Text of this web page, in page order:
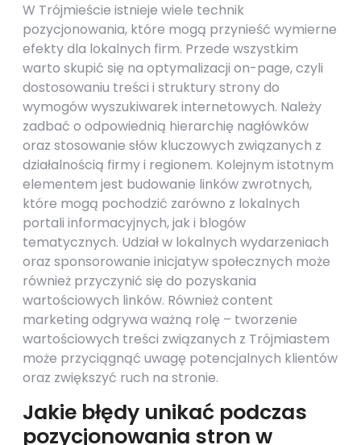
W Trójmieście istnieje wiele technik
pozycjonowania, które mogą przynieść wymierne
efekty dla lokalnych firm. Przede wszystkim
warto skupić się na optymalizacji on-page, czyli
dostosowaniu treści i struktury strony do
wymogów wyszukiwarek internetowych. Należy
zadbać o odpowiednią hierarchię nagłówków
oraz stosowanie słów kluczowych związanych z
działalnością firmy i regionem. Kolejnym istotnym
elementem jest budowanie linków zwrotnych,
które mogą pochodzić zarówno z lokalnych
portali informacyjnych, jak i blogów
tematycznych. Udział w lokalnych wydarzeniach
oraz sponsorowanie inicjatyw społecznych może
również przyczynić się do pozyskania
wartościowych linków. Również content
marketing odgrywa ważną rolę – tworzenie
wartościowych treści związanych z Trójmiastem
może przyciągnąć uwagę potencjalnych klientów
oraz zwiększyć ruch na stronie.
Jakie błędy unikać podczas
pozycjonowania stron w